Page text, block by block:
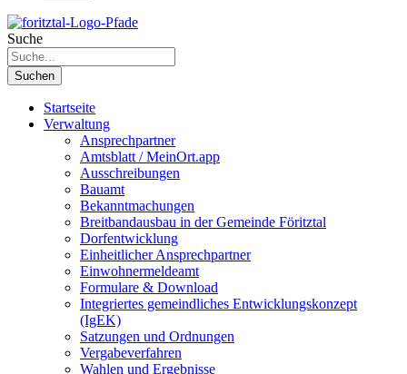
Suche
Suchen
Startseite
Verwaltung
Ansprechpartner
Amtsblatt / MeinOrt.app
Ausschreibungen
Bauamt
Bekanntmachungen
Breitbandausbau in der Gemeinde Föritztal
Dorfentwicklung
Einheitlicher Ansprechpartner
Einwohnermeldeamt
Formulare & Download
Integriertes gemeindliches Entwicklungskonzept
(IgEK)
Satzungen und Ordnungen
Vergabeverfahren
Wahlen und Ergebnisse